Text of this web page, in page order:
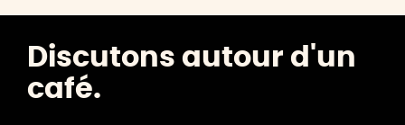
Discutons autour d'un
café.